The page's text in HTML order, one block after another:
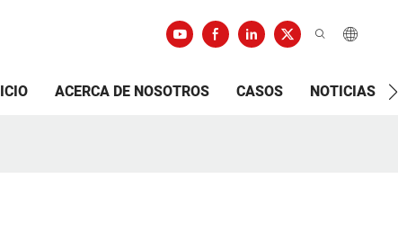
ACERCA DE NOSOTROS CASOS NOTICIAS